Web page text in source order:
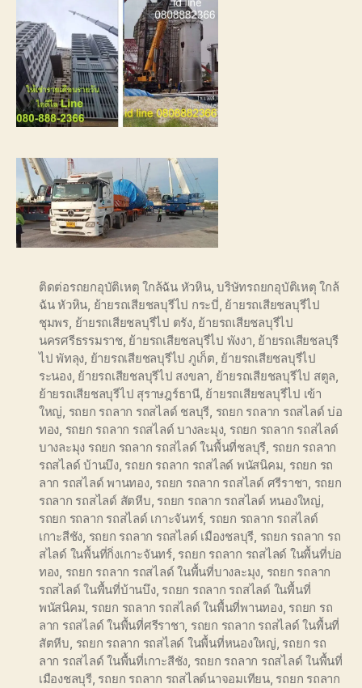
ติดต่อรถยกอุบัติเหตุ ใกล้ฉัน หัวหิน,บริษัทรถยกอุบัติเหตุ ใกล้
ฉัน หัวหิน, ย้ายรถเสียชลบุรีไป กระบี่, ย้ายรถเสียชลบุรีไป
ชุมพร, ย้ายรถเสียชลบุรีไป ตรัง, ย้ายรถเสียชลบุรีไป
นครศรีธรรมราช, ย้ายรถเสียชลบุรีไป พังงา, ย้ายรถเสียชลบุรี
ไป พัทลุง, ย้ายรถเสียชลบุรีไป ภูเก็ต, ย้ายรถเสียชลบุรีไป
ระนอง, ย้ายรถเสียชลบุรีไป สงขลา, ย้ายรถเสียชลบุรีไป สตูล,
ย้ายรถเสียชลบุรีไป สุราษฎร์ธานี, ย้ายรถเสียชลบุรีไป เข้า
ใหญ่, รถยก รถลาก รถสไลด์ ชลบุรี, รถยก รถลาก รถสไลด์ บ่อ
ทอง, รถยก รถลาก รถสไลด์ บางละมุง, รถยก รถลาก รถสไลด์
บางละมุง รถยก รถลาก รถสไลด์ ในพื้นที่ชลบุรี, รถยก รถลาก
รถสไลด์ บ้านบึง, รถยก รถลาก รถสไลด์ พนัสนิคม, รถยก รถ
ลาก รถสไลด์ พานทอง, รถยก รถลาก รถสไลด์ ศรีราชา, รถยก
รถลาก รถสไลด์ สัตหีบ, รถยก รถลาก รถสไลด์ หนองใหญ่,
รถยก รถลาก รถสไลด์ เกาะจันทร์, รถยก รถลาก รถสไลด์
เกาะสีชัง, รถยก รถลาก รถสไลด์ เมืองชลบุรี, รถยก รถลาก รถ
สไลด์ ในพื้นที่กิ่งเกาะจันทร์, รถยก รถลาก รถสไลด์ ในพื้นที่บ่อ
ทอง, รถยก รถลาก รถสไลด์ ในพื้นที่บางละมุง, รถยก รถลาก
รถสไลด์ ในพื้นที่บ้านบึง, รถยก รถลาก รถสไลด์ ในพื้นที่
พนัสนิคม, รถยก รถลาก รถสไลด์ ในพื้นที่พานทอง, รถยก รถ
ลาก รถสไลด์ ในพื้นที่ศรีราชา, รถยก รถลาก รถสไลด์ ในพื้นที่
สัตหีบ, รถยก รถลาก รถสไลด์ ในพื้นที่หนองใหญ่, รถยก รถ
ลาก รถสไลด์ ในพื้นที่เกาะสีชัง, รถยก รถลาก รถสไลด์ ในพื้นที่
เมืองชลบุรี, รถยก รถลาก รถสไลด์นาจอมเทียน, รถยก รถลาก